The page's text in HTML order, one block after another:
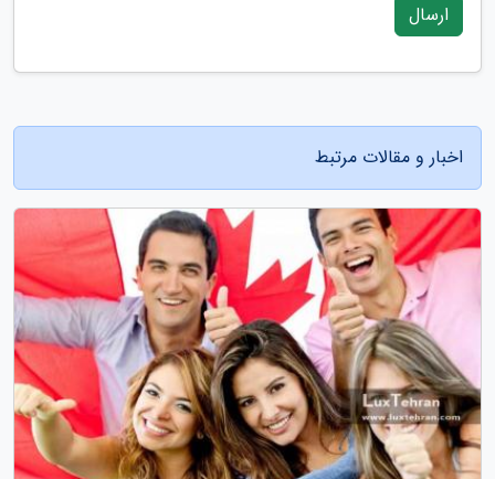
ارسال
اخبار و مقالات مرتبط